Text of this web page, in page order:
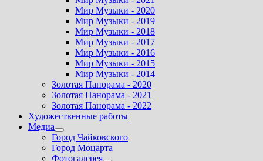
Мир Музыки - 2020
Мир Музыки - 2019
Мир Музыки - 2018
Мир Музыки - 2017
Мир Музыки - 2016
Мир Музыки - 2015
Мир Музыки - 2014
Золотая Панорама - 2020
Золотая Панорама - 2021
Золотая Панорама - 2022
Художественные работы
Медиа
Показать
подменю
Город Чайковского
Город Моцарта
Фотогалерея